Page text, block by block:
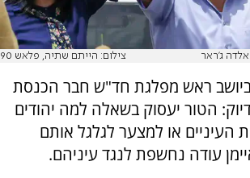
ג'ראר צילום: הייתם שתיה, פלאש 90
ראש מפלגת חד"ש חבר הכנסת
הטור יעסוק בשאלה למה יהודים
העיניים או למצער לגלגל אותם
עודה נחשפת לנגד עיניהם.